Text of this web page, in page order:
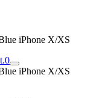
iPhone X/XS
0
iPhone X/XS